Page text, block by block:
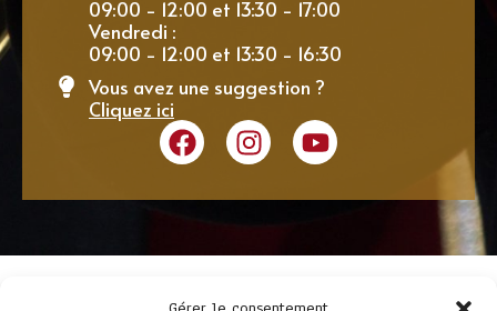
09:00 - 12:00 et 13:30 - 17:00
Vendredi :
09:00 - 12:00 et 13:30 - 16:30
Vous avez une suggestion ?
Cliquez ici